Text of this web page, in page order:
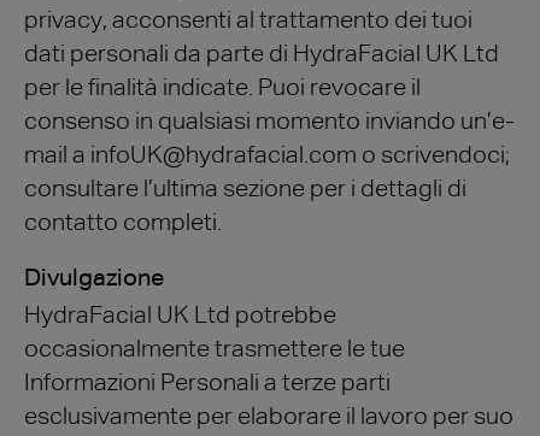
privacy, acconsenti al trattamento dei tuoi
dati personali da parte di HydraFacial UK Ltd
per le finalità indicate. Puoi revocare il
consenso in qualsiasi momento inviando un’e-
mail a infoUK@hydrafacial.com o scrivendoci;
consultare l’ultima sezione per i dettagli di
contatto completi.
Divulgazione
HydraFacial UK Ltd potrebbe
occasionalmente trasmettere le tue
Informazioni Personali a terze parti
esclusivamente per elaborare il lavoro per suo